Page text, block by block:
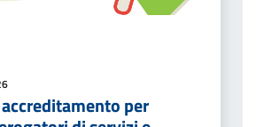
per